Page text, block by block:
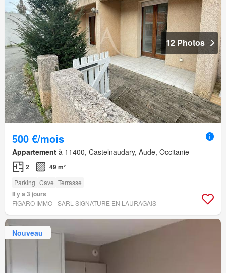
12 Photos
500 €/mois
Appartement à 11400, Castelnaudary, Aude, Occitanie
2 49 m²
Parking Cave Terrasse
Il y a 3 jours
FIGARO IMMO - SARL SIGNATURE EN LAURAGAIS
Nouveau